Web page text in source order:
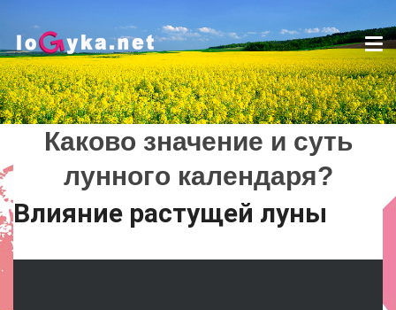
Каково значение и суть
лунного календаря?
Lady
Каково значение и суть
лунного календаря?
Влияние растущей луны